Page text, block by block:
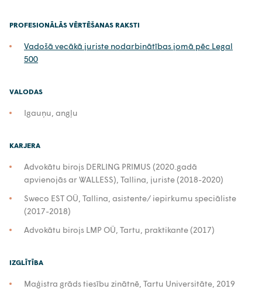
PROFESIONĀLĀS VĒRTĒŠANAS RAKSTI
Vadošā vecākā juriste nodarbinātības jomā pēc Legal
500
VALODAS
Igauņu, angļu
KARJERA
Advokātu birojs DERLING PRIMUS (2020.gadā
apvienojās ar WALLESS), Tallina, juriste (2018-2020)
Sweco EST OÜ, Tallina, asistente/ iepirkumu speciāliste
(2017-2018)
Advokātu birojs LMP OÜ, Tartu, praktikante (2017)
IZGLĪTĪBA
Maģistra grāds tiesību zinātnē, Tartu Universitāte, 2019